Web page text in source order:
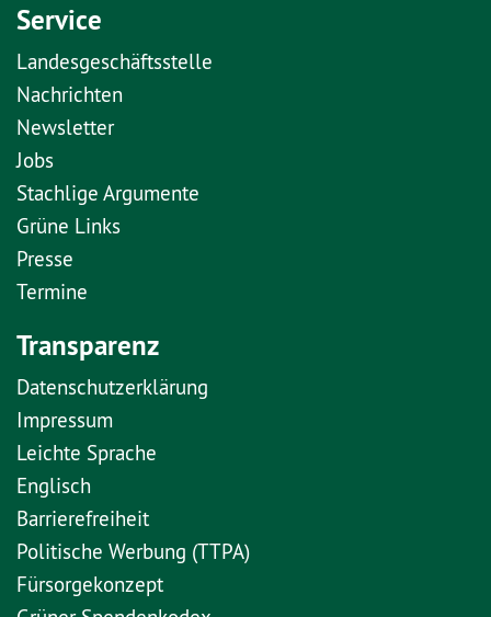
Service
Landesgeschäftsstelle
Nachrichten
Newsletter
Jobs
Stachlige Argumente
Grüne Links
Presse
Termine
Transparenz
Datenschutzerklärung
Impressum
Leichte Sprache
Englisch
Barrierefreiheit
Politische Werbung (TTPA)
Fürsorgekonzept